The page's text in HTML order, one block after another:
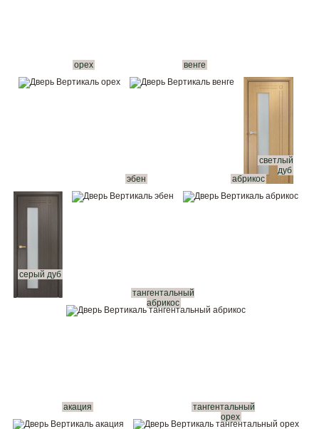
орех венге
светлый
дуб
серый дуб
эбен абрикос
тангентальный
абрикос
акация
тангентальный
орех